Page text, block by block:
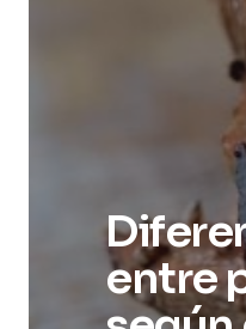
entre